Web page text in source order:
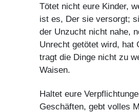
Tötet nicht eure Kinder,
ist es, Der sie versorgt;
der Unzucht nicht nahe,
Unrecht getötet wird, hat
tragt die Dinge nicht zu
Waisen.
Haltet eure
Geschäften, gebt volles